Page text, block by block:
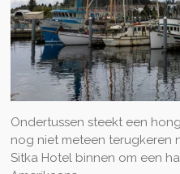
Ondertussen steekt een
nog niet meteen terugkeren
Sitka Hotel binnen om een